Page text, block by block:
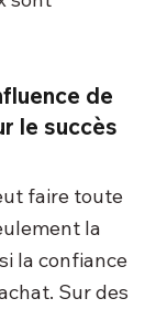
de
le succès
faire toute
la
la confiance
Sur des